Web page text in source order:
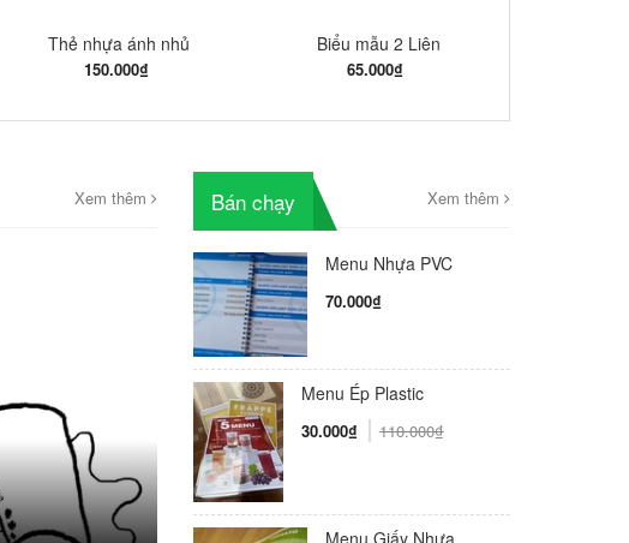
Thẻ nhựa ánh nhủ
150.000₫
Biểu mẫu 2 Liên
65.000₫
Xem thêm Bán chạy Xem thêm
Menu Nhựa PVC
70.000₫
Menu Ép Plastic
30.000₫ 110.000₫